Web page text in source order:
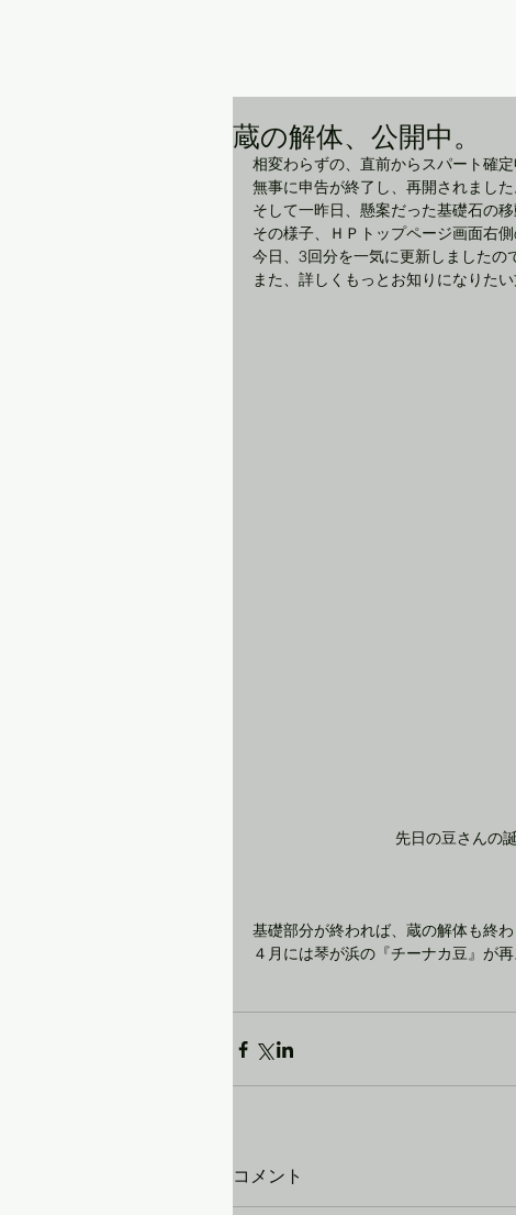
蔵の解体、公開中。
相変わらずの、直前からスパート確
無事に申告が終了し、再開されました
そして一昨日、懸案だった基礎石の
その様子、ＨＰトップページ画面右
今日、3回分を一気に更新しましたの
また、詳しくもっとお知りになりた
先日の豆さんの
基礎部分が終われば、蔵の解体も終
４月には琴が浜の『チーナカ豆』が
コメント